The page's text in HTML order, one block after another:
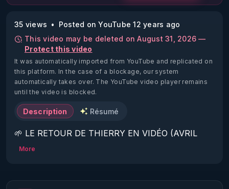
35 views
Posted on YouTube 12 years ago
This video may be deleted on August 31, 2026 —
Protect this video
It was automatically imported from YouTube and replicated on
this platform. In the case of a blockage, our system
automatically takes over. The YouTube video player remains
until the video is blocked.
Description Résumé
🌱 LE RETOUR DE THIERRY EN VIDÉO (AVRIL
2022)!
https://www.rgnr.fr/presentation.html
More